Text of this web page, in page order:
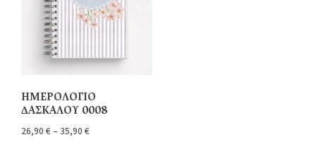
ΗΜΕΡΟΛΟΓΙΟ
ΔΑΣΚΑΛΟΥ 0008
26,90 € – 35,90 €